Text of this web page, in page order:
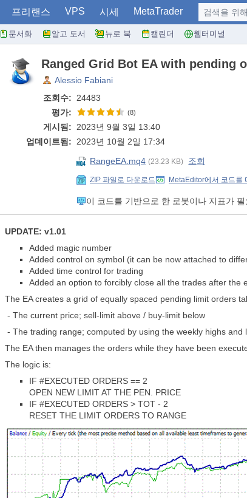
프리랜스 VPS 시세 MetaTrader
문서화 알고 도서 뉴로 북 캘린더 웹터미널
검색을 위해
Ranged Grid Bot EA with pending
Alessio Fabiani
조회수:
24483
평가:
(8)
게시됨:
2023년 9월 3일 13:40
업데이트됨:
2023년 10월 2일 17:34
RangeEA.mq4 (23.23 KB) 조회
ZIP 파일로 다운로드 MetaEditor에서 코드를
이 코드를 기반으로 한 로봇이나 지표가
UPDATE: v1.01
Added magic number
Added control on symbol (it can be now attached to
Added time control for trading
Added an option to forcibly close all the trades after the
The EA creates a grid of equally spaced pending limit orders
- The current price; sell-limit above / buy-limit below
- The trading range; computed by using the weekly highs and
The EA then manages the orders while they have been
The logic is:
IF #EXECUTED ORDERS == 2
OPEN NEW LIMIT AT THE PEN. PRICE
IF #EXECUTED ORDERS > TOT - 2
RESET THE LIMIT ORDERS TO RANGE